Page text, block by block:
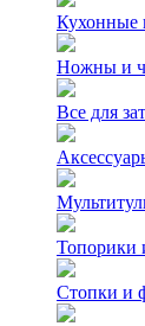
Кухонные
Ножны и
Все для
Топорики
Стопки и